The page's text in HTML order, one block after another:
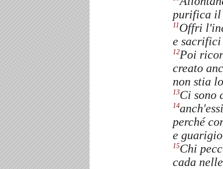
purifica il
11Offri
e sacrifici
12Poi
creato
non stia
13Ci sono
14
perché
e
15Chi
cada